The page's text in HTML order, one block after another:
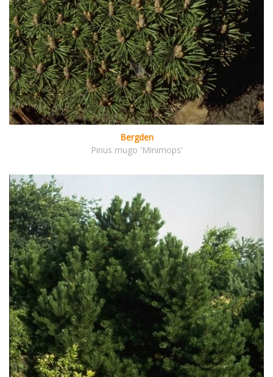
Bergden
Pinus mugo 'Minimops'